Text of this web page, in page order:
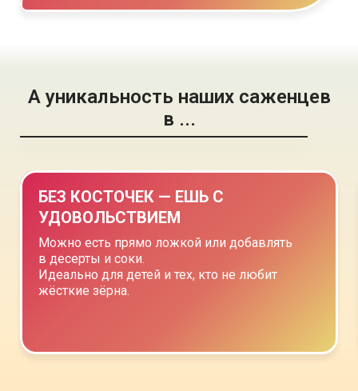
А уникальность наших саженцев
в ...
Можно есть прямо ложкой или добавлять
в десерты и соки.
Идеально для детей и тех, кто не любит
жёсткие зёрна.
БЕЗ КОСТОЧЕК — ЕШЬ С
УДОВОЛЬСТВИЕМ